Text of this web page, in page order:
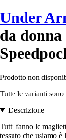
Under
da
Prodotto non
Tutte le varianti sono
Descrizione
Tutti fanno le
tessuto che usiamo è